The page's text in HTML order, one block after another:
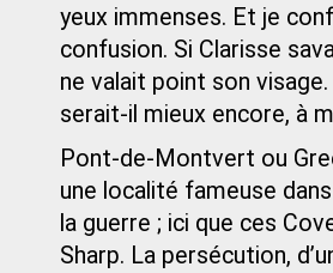
yeux immenses. Et je
confusion. Si Clarisse
ne valait point son
serait-il mieux encore, à
Pont-de-Montvert ou
une localité fameuse
la guerre ; ici que ces
Sharp. La persécution,